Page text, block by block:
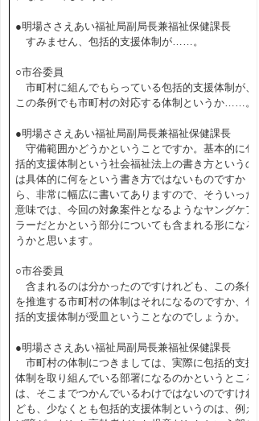
●明場ささえあい福祉局副局長兼福祉保健課長
すみません、包括的支援体制が……。
○市谷委員
市町村に組んでもらっている包括的支援体制が、
この条例でも市町村の対応する体制というか……。
●明場ささえあい福祉局副局長兼福祉保健課長
守備範囲かどうかということですか。基本的に包
括的支援体制という社会福祉法上の書き方というの
は具体的に何をという書き方ではないものですか
ら、非常に幅広に書いてありますので、そういった
意味では、今回の対象案件となるようなヤングケア
ラーだとかという部分についても含まれる形になろ
うかと思います。
○市谷委員
含まれるのは分かったのですけれども、この条例
を推進する市町村の体制はそれになるのですか、包
括的支援体制が受皿ということなのでしょうか。
●明場ささえあい福祉局副局長兼福祉保健課長
市町村の体制につきましては、実際に包括的支援
体制を取り組んでいる部署になるのかというところ
は、そこまでつかんでいるわけではないのですけれ
ども、少なくとも包括的支援体制というのは、例え